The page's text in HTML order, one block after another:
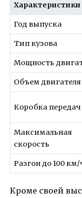
Характеристики
Год выпуска
Тип кузова
Мощность
Объем двигателя
Коробка передач
Максимальная
скорость
Разгон до 100 км/
Кроме своей